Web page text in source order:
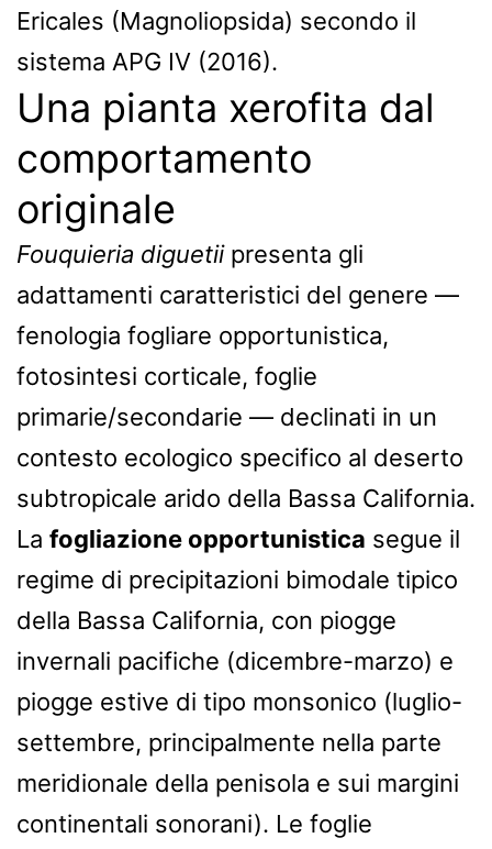
Ericales (Magnoliopsida) secondo il
sistema APG IV (2016).
Una pianta xerofita dal
comportamento
originale
Fouquieria diguetiipresenta gli
adattamenti caratteristici del genere —
fenologia fogliare opportunistica,
fotosintesi corticale, foglie
primarie/secondarie — declinati in un
contesto ecologico specifico al deserto
subtropicale arido della Bassa California.
La fogliazione opportunistica segue il
regime di precipitazioni bimodale tipico
della Bassa California, con piogge
invernali pacifiche (dicembre-marzo) e
piogge estive di tipo monsonico (luglio-
settembre, principalmente nella parte
meridionale della penisola e sui margini
continentali sonorani). Le foglie